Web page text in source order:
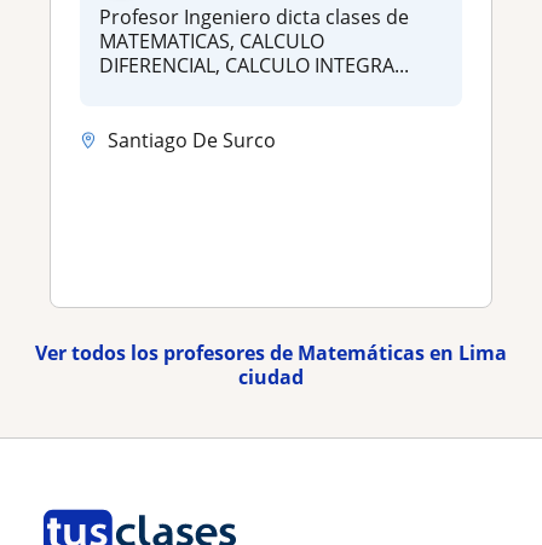
Profesor Ingeniero dicta clases de
MATEMATICAS, CALCULO
DIFERENCIAL, CALCULO INTEGRA...
Santiago De Surco
Ver todos los profesores de Matemáticas en Lima
ciudad